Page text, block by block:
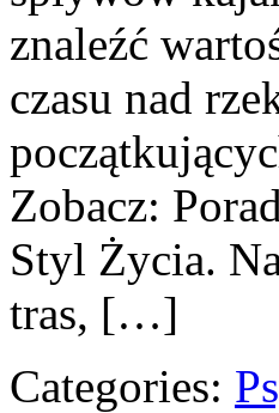
znaleźć
czasu nad
Zobacz:
Styl Życia.
tras, […]
Categories: